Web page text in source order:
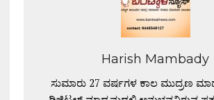
Harish Mambady
ಸುಮಾರು 27 ವರ್ಷಗಳ ಕಾಲ ಮುದ್ರಣ